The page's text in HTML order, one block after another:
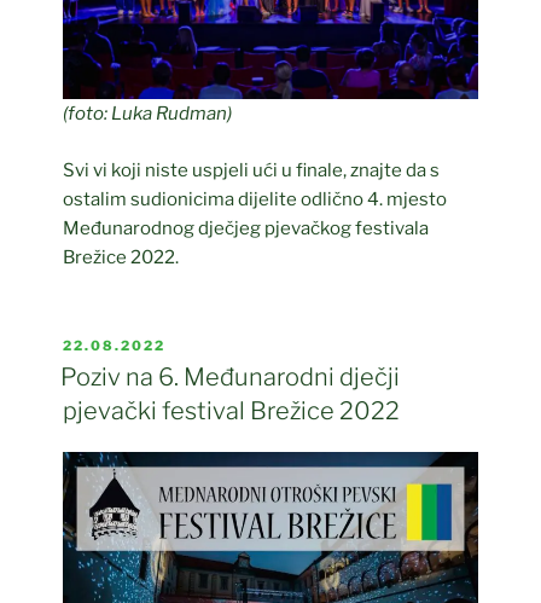
(foto: Luka Rudman)
Svi vi koji niste uspjeli ući u finale, znajte da s
ostalim sudionicima dijelite odlično 4. mjesto
Međunarodnog dječjeg pjevačkog festivala
Brežice 2022.
POSTED
ON
22.08.2022
Poziv na 6. Međunarodni dječji
pjevački festival Brežice 2022